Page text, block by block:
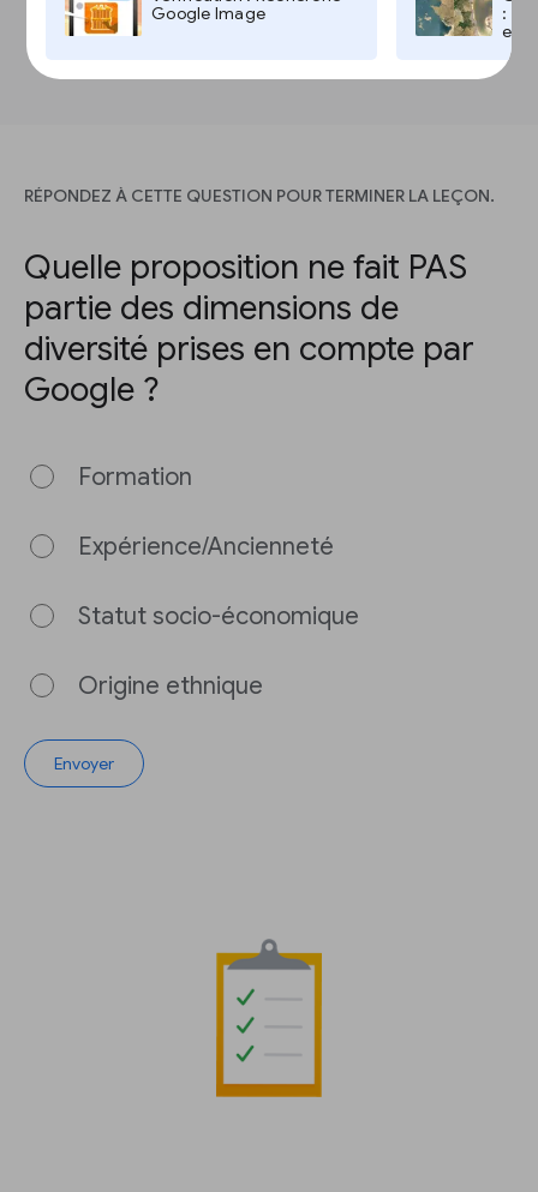
Google Image
:
et
des contenus sont associés ou distincts.
Utilisez la synthèse vocale.
RÉPONDEZ À CETTE QUESTION POUR TERMINER LA LEÇON.
Quelle proposition ne fait PAS
partie des dimensions de
diversité prises en compte par
Google ?
Formation
Expérience/Ancienneté
Statut socio-économique
Origine ethnique
Envoyer